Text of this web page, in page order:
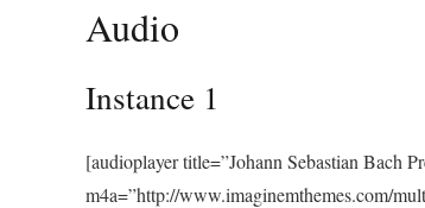
Audio
Instance 1
[audioplayer title=”Johann Sebastian Bach
m4a=”http://www.imaginemthemes.com/